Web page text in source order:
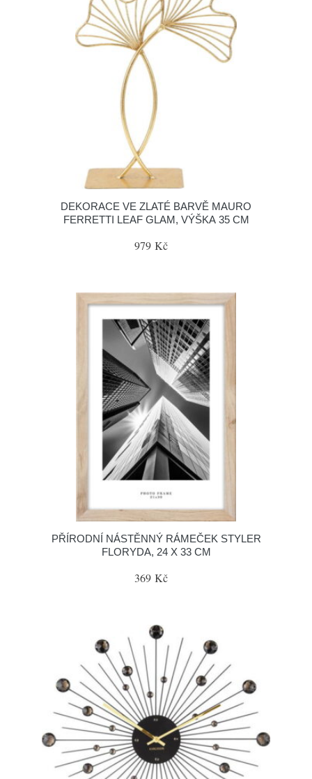
DEKORACE VE ZLATÉ BARVĚ MAURO
FERRETTI LEAF GLAM, VÝŠKA 35 CM
979 Kč
PŘÍRODNÍ NÁSTĚNNÝ RÁMEČEK STYLER
FLORYDA, 24 X 33 CM
369 Kč